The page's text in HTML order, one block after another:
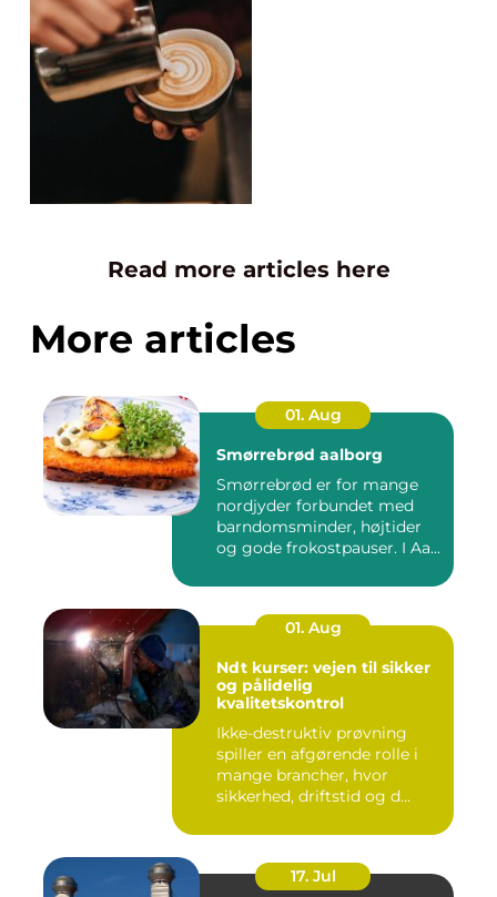
Read more articles here
More articles
01. Aug
Smørrebrød aalborg
Smørrebrød er for mange
nordjyder forbundet med
barndomsminder, højtider
og gode frokostpauser. I Aa...
01. Aug
Ndt kurser: vejen til sikker
og pålidelig
kvalitetskontrol
Ikke-destruktiv prøvning
spiller en afgørende rolle i
mange brancher, hvor
sikkerhed, driftstid og d...
17. Jul